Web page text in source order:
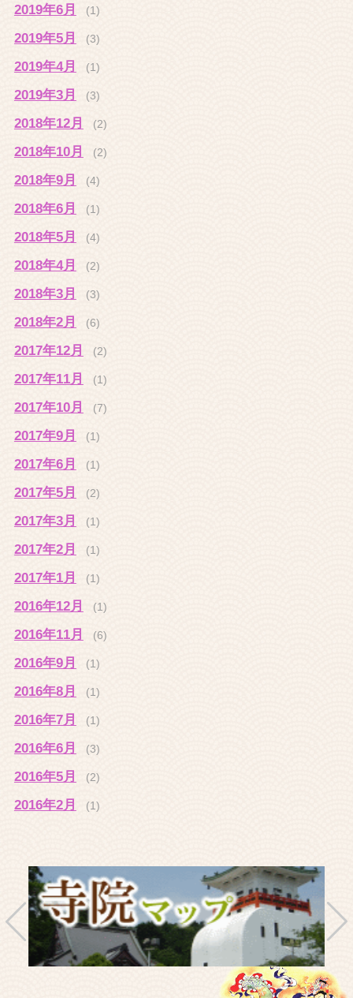
2019年6月 (1)
2019年5月 (3)
2019年4月 (1)
2019年3月 (3)
2018年12月 (2)
2018年10月 (2)
2018年9月 (4)
2018年6月 (1)
2018年5月 (4)
2018年4月 (2)
2018年3月 (3)
2018年2月 (6)
2017年12月 (2)
2017年11月 (1)
2017年10月 (7)
2017年9月 (1)
2017年6月 (1)
2017年5月 (2)
2017年3月 (1)
2017年2月 (1)
2017年1月 (1)
2016年12月 (1)
2016年11月 (6)
2016年9月 (1)
2016年8月 (1)
2016年7月 (1)
2016年6月 (3)
2016年5月 (2)
2016年2月 (1)